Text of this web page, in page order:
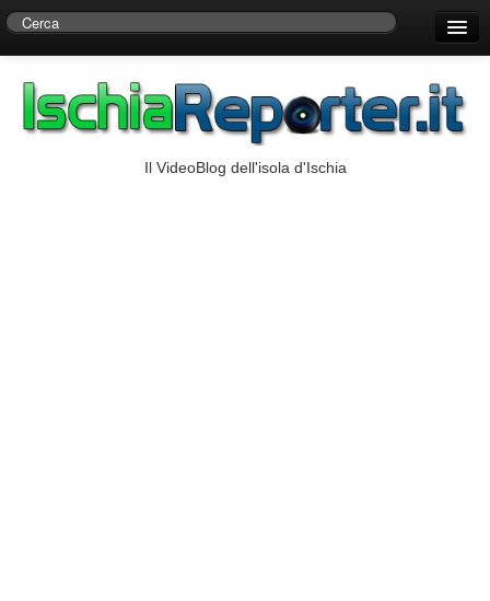
Centro di Ricerche Storiche D’Ambra
Il VideoBlog dell'isola d'Ischia